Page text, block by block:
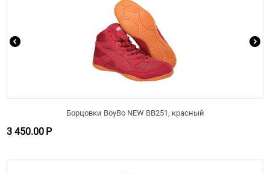
Борцовки BoyBo NEW BB251, красный
3 450.00 Р